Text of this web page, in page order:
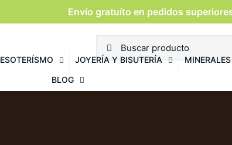
Envío gratuíto en pedidos
ESOTERÍSMO JOYERÍA Y BISUTERÍA
MINERALES
BLOG